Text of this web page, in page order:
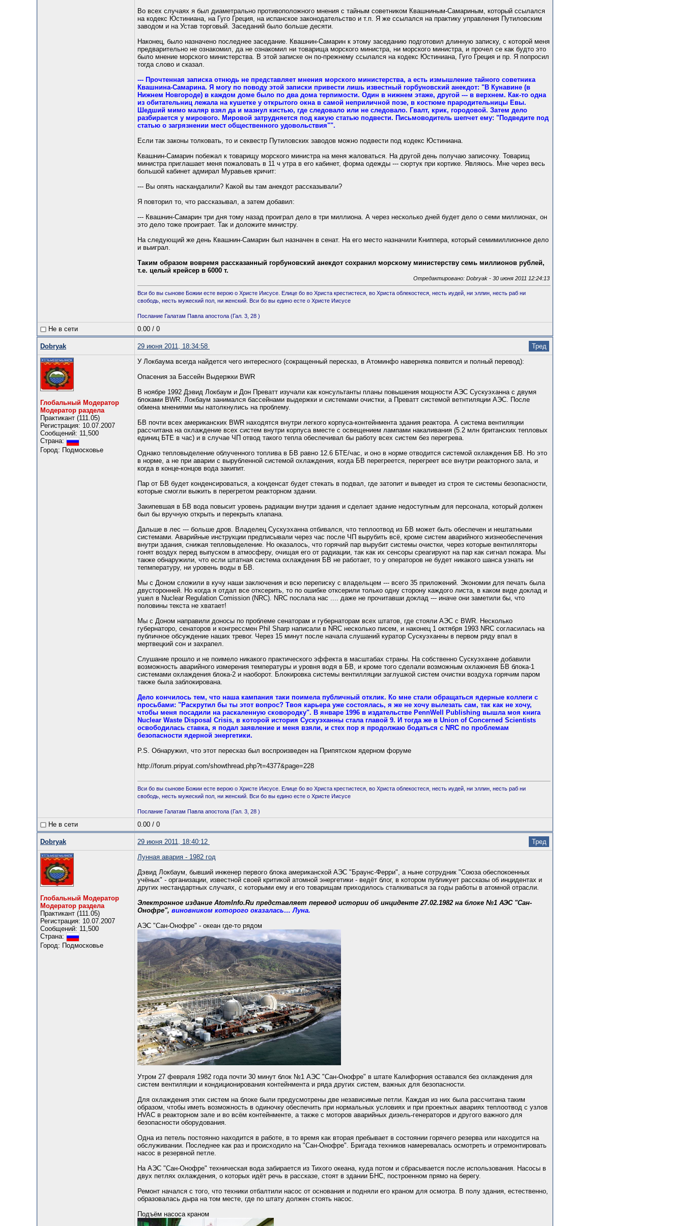
Во всех случаях я был диаметрально противоположного мнения с тайным советником Квашниным-Самариным, который ссылался
на кодекс Юстиниана, на Гуго Греция, на испанское законодательство и т.п. Я же ссылался на практику управления Путиловским
заводом и на Устав торговый. Заседаний было больше десяти.
Наконец, было назначено последнее заседание. Квашнин-Самарин к этому заседанию подготовил длинную записку, с которой меня
предварительно не ознакомил, да не ознакомил ни товарища морского министра, ни морского министра, и прочел се как будто это
было мнение морского министерства. В этой записке он по-прежнему ссылался на кодекс Юстиниана, Гуго Греция и пр. Я попросил
тогда слово и сказал.
--- Прочтенная записка отнюдь не представляет мнения морского министерства, а есть измышление тайного советника
Квашнина-Самарина. Я могу по поводу этой записки привести лишь известный горбуновский анекдот: "В Кунавине (в
Нижнем Новгороде) в каждом доме было по два дома терпимости. Один в нижнем этаже, другой --- в верхнем. Как-то одна
из обитательниц лежала на кушетке у открытого окна в самой неприличной позе, в костюме прародительницы Евы.
Шедший мимо маляр взял да и мазнул кистью, где следовало или не следовало. Гвалт, крик, городовой. Затем дело
разбирается у мирового. Мировой затрудняется под какую статью подвести. Письмоводитель шепчет ему: "Подведите под
статью о загрязнении мест общественного удовольствия"".
Если так законы толковать, то и секвестр Путиловских заводов можно подвести под кодекс Юстиниана.
Квашнин-Самарин побежал к товарищу морского министра на меня жаловаться. На другой день получаю записочку. Товарищ
министра приглашает меня пожаловать в 11 ч утра в его кабинет, форма одежды --- сюртук при кортике. Являюсь. Мне через весь
большой кабинет адмирал Муравьев кричит:
--- Вы опять наскандалили? Какой вы там анекдот рассказывали?
Я повторил то, что рассказывал, а затем добавил:
--- Квашнин-Самарин три дня тому назад проиграл дело в три миллиона. А через несколько дней будет дело о семи миллионах, он
это дело тоже проиграет. Так и доложите министру.
На следующий же день Квашнин-Самарин был назначен в сенат. На его место назначили Книппера, который семимиллионное дело
и выиграл.
Таким образом вовремя рассказанный горбуновский анекдот сохранил морскому министерству семь миллионов рублей,
т.е. целый крейсер в 6000 т.
Отредактировано: Dobryаk - 30 июня 2011 12:24:13
Вси бо вы сынове Божии есте верою о Христе Иисусе. Елице бо во Христа крeстистеся, во Христа облекостеся, несть иудей, ни эллин, несть раб ни
свободь, несть мужеский пол, ни женский. Вси бо вы едино есте о Христе Иисусе
Послание Галатам Павла апостола (Гал. 3, 28 )
Не в сети 0.00 / 0
Dobryаk 29 июня 2011, 18:34:58 Тред
Глобальный Модератор
Модератор раздела
Практикант (111.05)
Регистрация: 10.07.2007
Сообщений: 11,500
Страна:
Город: Подмосковье
У Локбаума всегда найдется чего интересного (сокращенный пересказ, в Атоминфо наверняка появится и полный перевод):
Опасения за Бассейн Выдержки BWR
В ноябре 1992 Дэвид Локбаум и Дон Преватт изучали как консультанты планы повышения мощности АЭС Сускуэханна с двумя
блоками BWR. Локбаум занимался бассейнами выдержки и системами очистки, а Преватт системой ветнтиляции АЭС. После
обмена мнениями мы натолкнулись на проблему.
БВ почти всех американских BWR находятся внутри легкого корпуса-контейнмента здания реактора. А система вентиляции
рассчитана на охлаждение всех систем внутри корпуса вместе с освещением лампами накаливания (5.2 млн британских тепловых
единиц БТЕ в час) и в случае ЧП отвод такого тепла обеспечивал бы работу всех систем без перегрева.
Однако тепловыделение облученного топлива в БВ равно 12.6 БТЕ/час, и оно в норме отводится системой охлаждения БВ. Но это
в норме, а не при аварии с вырубленной системой охлаждения, когда БВ перегреется, перегреет все внутри реакторного зала, и
когда в конце-концов вода закипит.
Пар от БВ будет конденсироваться, а конденсат будет стекать в подвал, где затопит и выведет из строя те системы безопасности,
которые смогли выжить в перегретом реакторном здании.
Закипевшая в БВ вода повысит уровень радиации внутри здания и сделает здание недоступным для персонала, который должен
был бы вручную открыть и перекрыть клапана.
Дальше в лес --- больше дров. Владелец Сускуэханна отбивался, что теплоотвод из БВ может быть обеспечен и нештатными
системами. Аварийные инструкции предписывали через час после ЧП вырубить всё, кроме систем аварийного жизнеобеспечения
внутри здания, снижая тепловыделение. Но оказалось, что горячий пар вырубит системы очистки, через которые вентилляторы
гонят воздух перед выпуском в атмосферу, очищая его от радиации, так как их сенсоры среагируют на пар как сигнал пожара. Мы
также обнаружили, что если штатная система охлаждения БВ не работает, то у операторов не будет никакого шанса узнать ни
тепмпературу, ни уровень воды в БВ.
Мы с Доном сложили в кучу наши заключения и всю переписку с владельцем --- всего 35 приложений. Экономии для печать была
двусторонней. Но когда я отдал все отксерить, то по ошибке отксерили только одну сторону каждого листа, в каком виде доклад и
ушел в Nuclear Regulation Comission (NRC). NRC послала нас .... даже не прочитавши доклад --- иначе они заметили бы, что
половины текста не хватает!
Мы с Доном направили доносы по проблеме сенаторам и губернаторам всех штатов, где стояли АЭС с BWR. Несколько
губернаторо, сенаторов и конгрессмен Phil Sharp написали в NRC несколько писем, и наконец 1 октября 1993 NRC согласилась на
публичное обсуждение наших тревог. Через 15 минут после начала слушаний куратор Сускуэханны в первом ряду впал в
мертвецкий сон и захрапел.
Слушание прошло и не поимело никакого практического эффекта в масштабах страны. На собственно Сускуэханне добавили
возможность аварийного измерения температуры и уровня водя в БВ, и кроме того сделали возможным охлажнеия БВ блока-1
системами охлаждения блока-2 и наоборот. Блокировка системы вентилляции заглушкой систем очистки воздуха горячим паром
также была заблокирована.
Дело кончилось тем, что наша кампания таки поимела публичный отклик. Ко мне стали обращаться ядерные коллеги с
просьбами: "Раскрутил бы ты этот вопрос? Твоя карьера уже состоялась, я же не хочу вылезать сам, так как не хочу,
чтобы меня посадили на раскаленную сковородку". В январе 1996 в издательстве PennWell Publishing вышла моя книга
Nuclear Waste Disposal Crisis, в которой история Сускуэханны стала главой 9. И тогда же в Union of Concerned Scientists
освободилась ставка, я подал заявление и меня взяли, и стех пор я продолжаю бодаться с NRC по проблемам
безопасности ядерной энергетики.
P.S. Обнаружил, что этот пересказ был воспроизведен на Припятском ядерном форуме
http://forum.pripyat.com/showthread.php?t=4377&page=228
Вси бо вы сынове Божии есте верою о Христе Иисусе. Елице бо во Христа крeстистеся, во Христа облекостеся, несть иудей, ни эллин, несть раб ни
свободь, несть мужеский пол, ни женский. Вси бо вы едино есте о Христе Иисусе
Послание Галатам Павла апостола (Гал. 3, 28 )
Не в сети 0.00 / 0
Dobryаk 29 июня 2011, 18:40:12 Тред
Глобальный Модератор
Модератор раздела
Практикант (111.05)
Регистрация: 10.07.2007
Сообщений: 11,500
Страна:
Город: Подмосковье
Лунная авария - 1982 год
Дэвид Локбаум, бывший инженер первого блока американской АЭС "Браунс-Ферри", а ныне сотрудник "Союза обеспокоенных
учёных" - организации, известной своей критикой атомной энергетики - ведёт блог, в котором публикует рассказы об инцидентах и
других нестандартных случаях, с которыми ему и его товарищам приходилось сталкиваться за годы работы в атомной отрасли.
Электронное издание AtomInfo.Ru представляет перевод истории об инциденте 27.02.1982 на блоке №1 АЭС "Сан-
Онофре", виновником которого оказалась… Луна.
АЭС "Сан-Онофре" - океан где-то рядом
Утром 27 февраля 1982 года почти 30 минут блок №1 АЭС "Сан-Онофре" в штате Калифорния оставался без охлаждения для
систем вентиляции и кондиционирования контейнмента и ряда других систем, важных для безопасности.
Для охлаждения этих систем на блоке были предусмотрены две независимые петли. Каждая из них была рассчитана таким
образом, чтобы иметь возможность в одиночку обеспечить при нормальных условиях и при проектных авариях теплоотвод с узлов
HVAC в реакторном зале и во всём контейнменте, а также с моторов аварийных дизель-генераторов и другого важного для
безопасности оборудования.
Одна из петель постоянно находится в работе, в то время как вторая пребывает в состоянии горячего резерва или находится на
обслуживании. Последнее как раз и происходило на "Сан-Онофре". Бригада техников намеревалась осмотреть и отремонтировать
насос в резервной петле.
На АЭС "Сан-Онофре" техническая вода забирается из Тихого океана, куда потом и сбрасывается после использования. Насосы в
двух петлях охлаждения, о которых идёт речь в рассказе, стоят в здании БНС, построенном прямо на берегу.
Ремонт начался с того, что техники отбалтили насос от основания и подняли его краном для осмотра. В полу здания, естественно,
образовалась дыра на том месте, где по штату должен стоять насос.
Подъём насоса краном